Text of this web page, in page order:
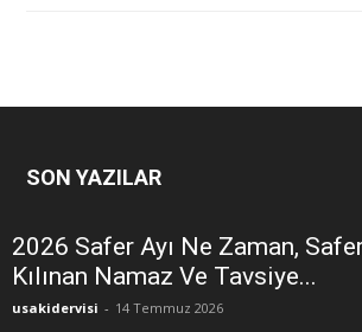
SON YAZILAR
2026 Safer Ayı Ne Zaman,
Kılınan Namaz Ve Tavsiye...
usakidervisi - 14 Temmuz 2026